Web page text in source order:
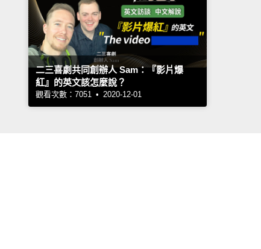
二三喜劇共同創辦人 Sam：『影片爆
紅』的英文該怎麼說？
觀看次數：7051 • 2020-12-01